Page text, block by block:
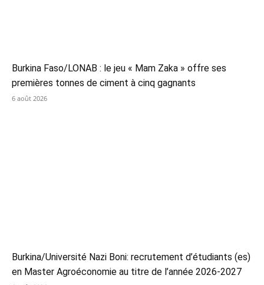
Burkina Faso/LONAB : le jeu « Mam Zaka » offre ses
premières tonnes de ciment à cinq gagnants
6 août 2026
Burkina/Université Nazi Boni: recrutement d’étudiants (es)
en Master Agroéconomie au titre de l’année 2026-2027